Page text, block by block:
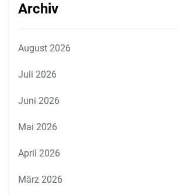
Archiv
August 2026
Juli 2026
Juni 2026
Mai 2026
April 2026
März 2026